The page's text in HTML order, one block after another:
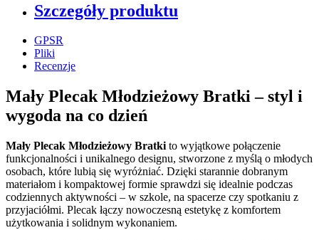
Szczegóły produktu
GPSR
Pliki
Recenzje
Mały Plecak Młodzieżowy Bratki – styl i
wygoda na co dzień
Mały Plecak Młodzieżowy Bratki to wyjątkowe połączenie
funkcjonalności i unikalnego designu, stworzone z myślą o młodych
osobach, które lubią się wyróżniać. Dzięki starannie dobranym
materiałom i kompaktowej formie sprawdzi się idealnie podczas
codziennych aktywności – w szkole, na spacerze czy spotkaniu z
przyjaciółmi. Plecak łączy nowoczesną estetykę z komfortem
użytkowania i solidnym wykonaniem.